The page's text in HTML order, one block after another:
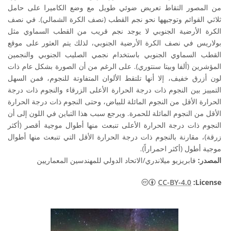
من المصور التقاط تعريض ضوئي طويل مع وضع الكاميرا على حامل
ثلاثي القوائم وتوجيهها نحو نجم القطب (نصف الكرة الشمالي). في نصف
الكرة الأرضية الجنوبي لا يوجد نجم قريب من القطب السماوي مثل
بولاريس في نصف الكرة الأرضية الجنوبي، لذلك يتم العثور على موقع
القطب السماوي الجنوبي باستخدام نجمي الصليب الجنوبي والنجمين
المؤشرين (ألفا وبيتا سنتوري). على الرغم من أن الصورة بشكل عام ذات
لون أزرق خفيف، إلا أنها تلتقط الألوان المتفاوتة للنجوم، فمن السهل
التمييز بين النجوم ذات درجة الحرارة الأعلى الزرقاء والنجوم ذات درجة
الحرارة الأقل من النجوم المائلة للبياض، وحتى النجوم ذات درجة الحرارة
الأقل من النجوم المائلة للحمرة. ويرجع سبب هذا التباين في اللون إلى أن
النجوم ذات درجة الحرارة الأعلى تنبعث منها أطوال موجية أقصر (أكثر
زرقة)، مقارنة بالنجوم ذات درجة الحرارة الأقل التي تنبعث منها أطوال
موجية أطول (أكثر احمراراً).
المصدر: فابريزيو ميلاندري/الاتحاد الدولي للمهندسين المعماريين
CC-BY-4.0 :License